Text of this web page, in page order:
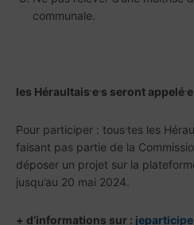
communale.
les Héraultais.e.s seront appelé.e
Pour participer : tous.tes les
faisant pas partie de la
déposer un projet sur la
jusqu’au 20 mai 2024.
+ d’informations sur :